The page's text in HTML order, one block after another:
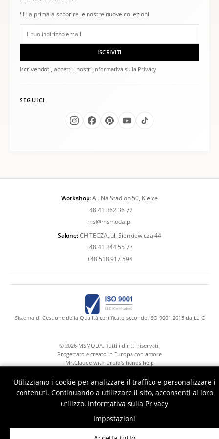
Sii la prima a scoprire le nostre nuove collezioni
ISCRIVITI
Iscrivendoti, accetti i nostri Informativa sulla Privacy
SEGUICI
Workshop:Al. Na Stadion 50, Kielce
+48 41 362 36 72
ms@msmoda.pl
Salone:CH TĘCZA, ul. Sienkiewicza 44
+48 41 344 55 77
+48 518 917 594
Sistema di Gestione della Qualità certificato secondo ISO 9001:2015 da LL-C
© 2026 MSMODA. Tutti i diritti riservati.
Progettato e creato in Europa con amore
Mr.Claude with Druid's hands help
Utilizziamo i cookie per analizzare il traffico e personalizzare i
contenuti. Continuando a utilizzare il sito, acconsenti al loro
utilizzo. Informativa sulla Privacy
Impostazioni